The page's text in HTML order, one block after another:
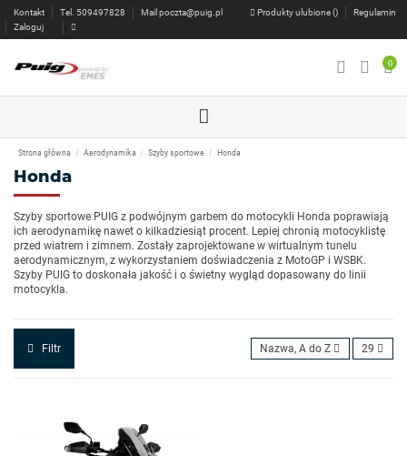
Kontakt Tel. 509497828 Mail poczta@puig.pl Produkty ulubione ()
Regulamin
Zaloguj
0
Strona główna Aerodynamika Szyby sportowe Honda
Honda
Szyby sportowe PUIG z podwójnym garbem do motocykli Honda poprawiają
ich aerodynamikę nawet o kilkadziesiąt procent. Lepiej chronią motocyklistę
przed wiatrem i zimnem. Zostały zaprojektowane w wirtualnym tunelu
aerodynamicznym, z wykorzystaniem doświadczenia z MotoGP i WSBK.
Szyby PUIG to doskonała jakość i o świetny wygląd dopasowany do linii
motocykla.
Filtr Nazwa, A do Z 29